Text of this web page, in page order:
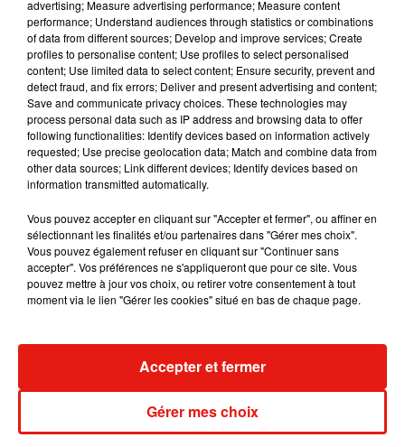
4 août 2026
Tiny Desk invite Charlie Puth pour une
live session solaire
4 août 2026
Ariana Grande prendra une pause après
sa tournée mondiale
Grand Corps Malade emmène Styleto
en road-trip dans son nouveau clip
album « Petals »
advertising; Measure advertising performance; Measure content
performance; Understand audiences through statistics or combinations
of data from different sources; Develop and improve services; Create
profiles to personalise content; Use profiles to select personalised
content; Use limited data to select content; Ensure security, prevent and
detect fraud, and fix errors; Deliver and present advertising and content;
Save and communicate privacy choices. These technologies may
process personal data such as IP address and browsing data to offer
following functionalities: Identify devices based on information actively
requested; Use precise geolocation data; Match and combine data from
other data sources; Link different devices; Identify devices based on
information transmitted automatically.
Vous pouvez accepter en cliquant sur "Accepter et fermer", ou affiner en
sélectionnant les finalités et/ou partenaires dans "Gérer mes choix".
Vous pouvez également refuser en cliquant sur "Continuer sans
accepter". Vos préférences ne s'appliqueront que pour ce site. Vous
pouvez mettre à jour vos choix, ou retirer votre consentement à tout
moment via le lien "Gérer les cookies" situé en bas de chaque page.
Gérer mes choix
Accepter et fermer